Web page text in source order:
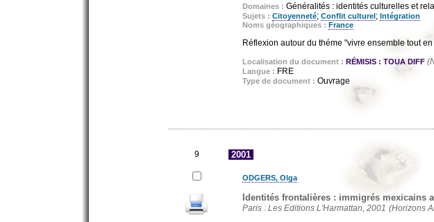
Domaines : Généralités : identités culturelles et
Sujets : Citoyenneté; Conflit culturel; Intégration
Noms géographiques : France
Réflexion autour du théme "vivre ensemble tout en
Localisation du document : RÉMISIS : TOUA DIFF
Langue : FRE
Type de document : Ouvrage
9 2001
ODGERS, Olga
Identités frontalières : immigrés mexicains
Paris : Les Editions L'Harmattan, 2001 (Horizons